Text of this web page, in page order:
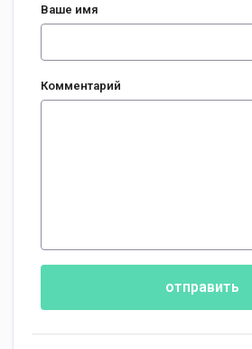
Ваше имя
Комментарий
отправить